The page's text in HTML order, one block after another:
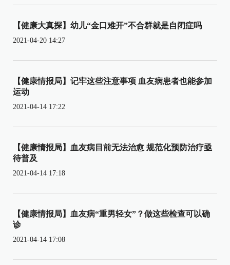
【健康大真探】幼儿“金口难开”不合群就是自闭症吗
2021-04-20 14:27
【健康情报局】记牢这些注意事项 血友病患者也能参加
运动
2021-04-14 17:22
【健康情报局】血友病目前无法治愈 规范化预防治疗亟
待普及
2021-04-14 17:18
【健康情报局】血友病“重男轻女”？做这些检查可以确
诊
2021-04-14 17:08